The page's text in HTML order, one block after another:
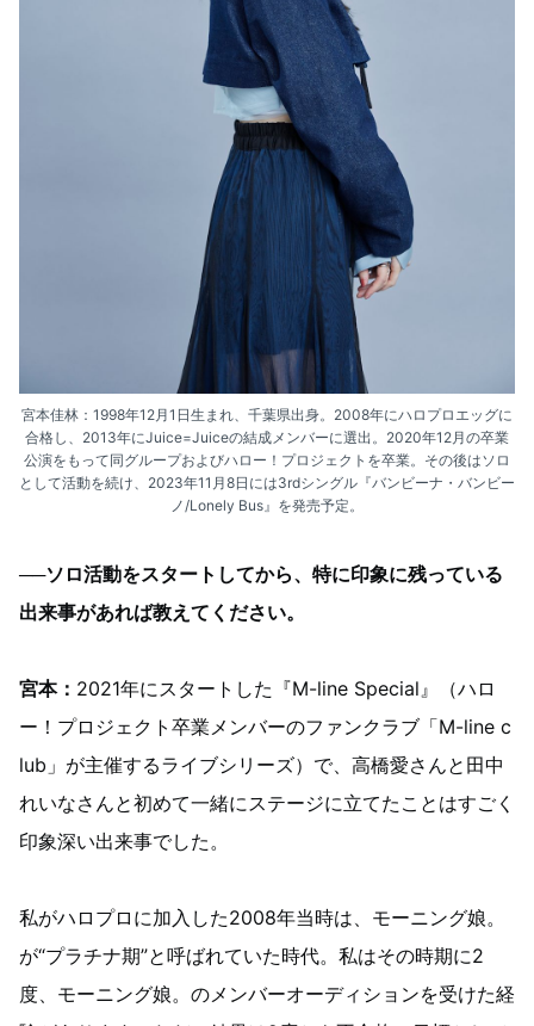
宮本佳林：1998年12月1日生まれ、千葉県出身。2008年にハロプロエッグに
合格し、2013年にJuice=Juiceの結成メンバーに選出。2020年12月の卒業
公演をもって同グループおよびハロー！プロジェクトを卒業。その後はソロ
として活動を続け、2023年11月8日には3rdシングル『バンビーナ・バンビー
ノ/Lonely Bus』を発売予定。
──ソロ活動をスタートしてから、特に印象に残っている
出来事があれば教えてください。
宮本： 2021年にスタートした『M-line Special』（ハロ
ー！プロジェクト卒業メンバーのファンクラブ「M-line c
lub」が主催するライブシリーズ）で、高橋愛さんと田中
れいなさんと初めて一緒にステージに立てたことはすごく
印象深い出来事でした。
私がハロプロに加入した2008年当時は、モーニング娘。
が“プラチナ期”と呼ばれていた時代。私はその時期に2
度、モーニング娘。のメンバーオーディションを受けた経